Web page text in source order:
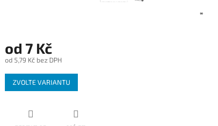
od 7 Kč
od 5,79 Kč bez DPH
Měrná
cena:
ZVOLTE VARIANTU